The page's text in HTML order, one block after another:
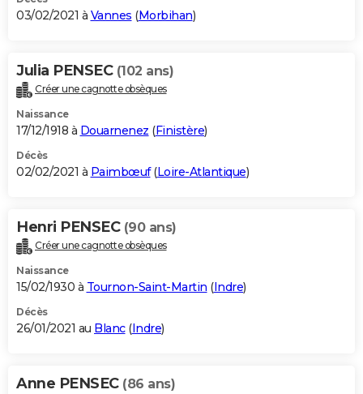
03/02/2021 à Vannes (Morbihan)
Julia PENSEC (102 ans)
Créer une cagnotte obsèques
Naissance
17/12/1918 à Douarnenez (Finistère)
Décès
02/02/2021 à Paimbœuf(Loire-Atlantique)
Henri PENSEC (90 ans)
Créer une cagnotte obsèques
Naissance
15/02/1930 à Tournon-Saint-Martin (Indre)
Décès
26/01/2021 au Blanc(Indre)
Anne PENSEC (86 ans)